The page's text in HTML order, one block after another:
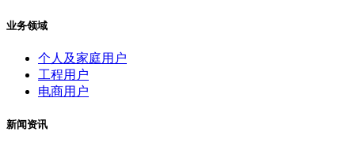
业务领域
个人及家庭用户
工程用户
电商用户
新闻资讯